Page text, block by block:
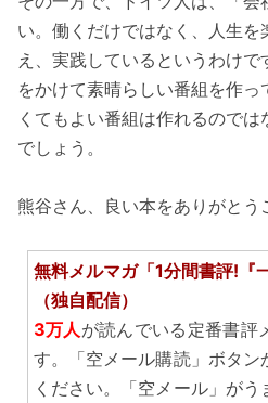
い。働くだけではなく、人生
え、実践しているというわけ
をかけて素晴らしい番組を作
くてもよい番組は作れるので
でしょう。
熊谷さん、良い本をありがとう
無料メルマガ「1分間書評!『
（独自配信）
3万人 が読んでいる定番書評
す。「空メール購読」ボタン
ください。「空メール」がう